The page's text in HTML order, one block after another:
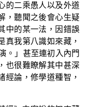
的二乘愚人以及外道
，聽聞之後會心生疑
中的某一法，因錯誤
真我第八識如來藏，
。」甚至連初入內門
也很難瞭解其中甚深
經論，修學道種智，